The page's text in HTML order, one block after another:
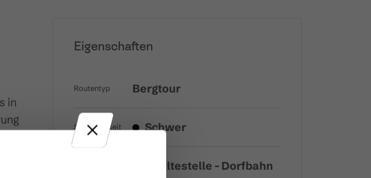
in
Eigenschaften
Routentyp Bergtour
Schwierigkeit Schwer
Bushaltestelle - Dorfbahn